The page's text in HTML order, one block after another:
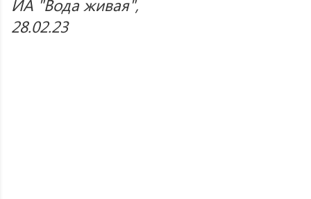
ИА "Вода живая",
28.02.23